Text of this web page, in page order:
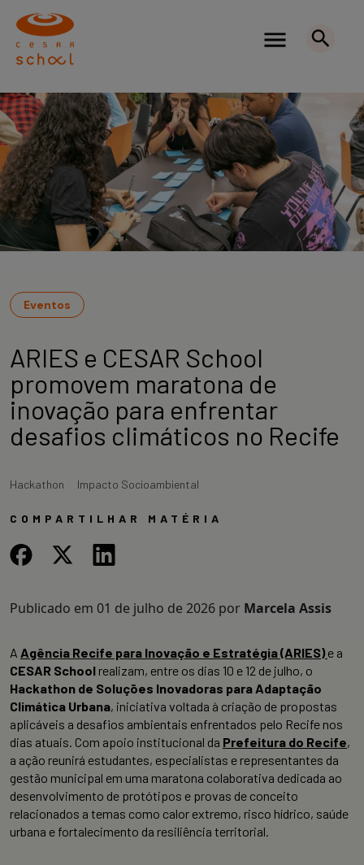
Eventos
ARIES e CESAR School
promovem maratona de
inovação para enfrentar
desafios climáticos no Recife
Hackathon Impacto Socioambiental
COMPARTILHAR MATÉRIA
Publicado em 01 de julho de 2026 por Marcela Assis
A Agência Recife para Inovação e Estratégia (ARIES)e a
CESAR School realizam, entre os dias 10 e 12 de julho, o
Hackathon de Soluções Inovadoras para Adaptação
Climática Urbana, iniciativa voltada à criação de propostas
aplicáveis a desafios ambientais enfrentados pelo Recife nos
dias atuais. Com apoio institucional da Prefeitura do Recife,
a ação reunirá estudantes, especialistas e representantes da
gestão municipal em uma maratona colaborativa dedicada ao
desenvolvimento de protótipos e provas de conceito
relacionados a temas como calor extremo, risco hídrico, saúde
urbana e fortalecimento da resiliência territorial.